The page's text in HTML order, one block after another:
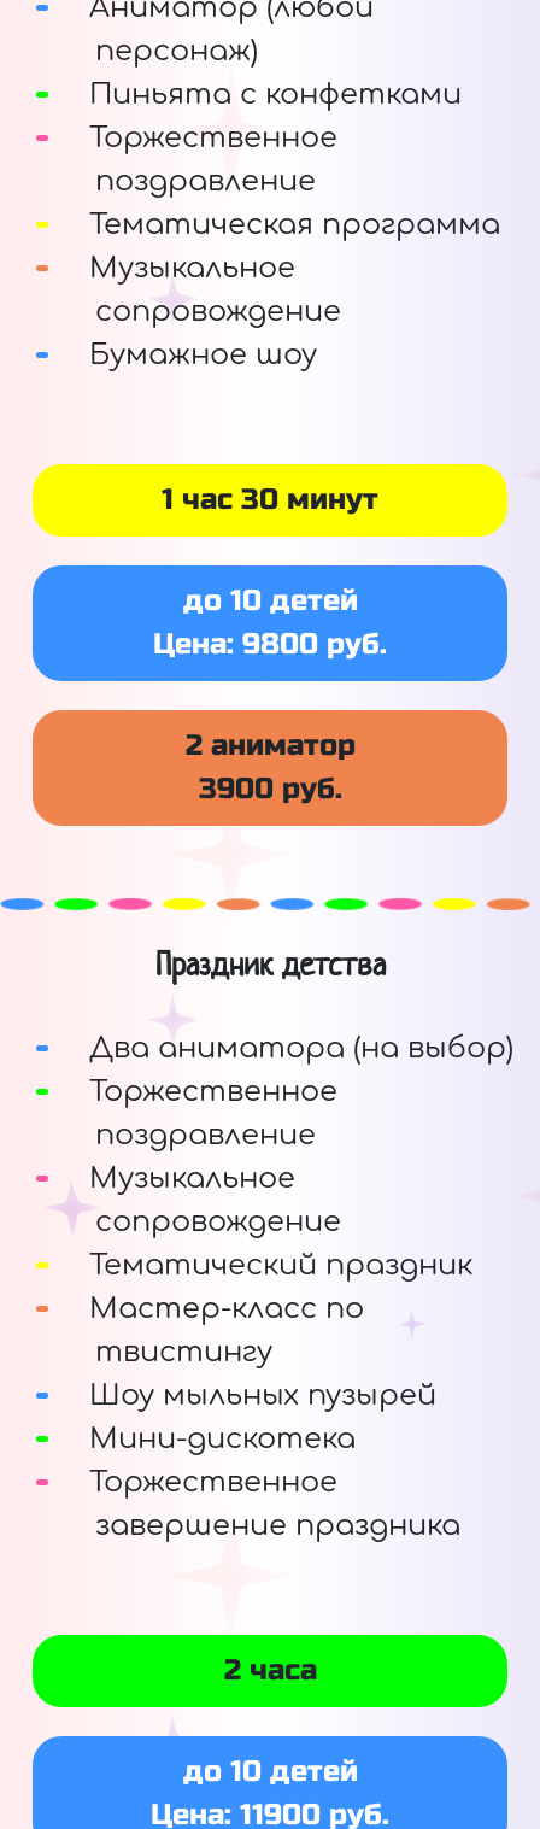
Аниматор (любой
персонаж)
Пиньята с конфетками
Торжественное
поздравление
Тематическая программа
Музыкальное
сопровождение
Бумажное шоу
1 час 30 минут
до 10 детей
Цена: 9800 руб.
2 аниматор
3900 руб.
Праздник детства
Два аниматора (на выбор)
Торжественное
поздравление
Музыкальное
сопровождение
Тематический праздник
Мастер-класс по
твистингу
Шоу мыльных пузырей
Мини-дискотека
Торжественное
завершение праздника
2 часа
до 10 детей
Цена: 11900 руб.